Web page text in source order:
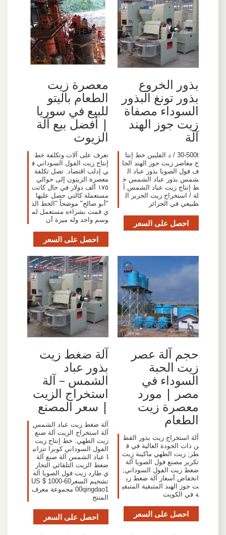
بذور الخروع
بذور تونغ البذور
السوداء مصفاة
زيت جوز الهند
آلة
30-500t / د الفلبين خط إنتا
ج معاصر زيت جوز الهند الجا
ف فول الصويا بذور عباد ال
شمس بذور عباد الشمس خ
ط إنتاج زيت عباد الشمس آ
لة / استخراج زيت الحرير ال
طبيعي في الجزائر
احصل على السعر
معصرة زيت
الطعام باليتو
للبيع في سوريا
| أفضل بيع آلة
الزيوت
تعرف على آلات وتكلفة خط
إنتاج زيت الفول السوداني ف
ي إدلب اقتصاد. تصل تكلفة
معصرة الزيتون إلى حوالي
١٧٥ ألف دولار في حال كانت
مستعملة كالتي حصل عليها
"أبو صالح" موضحاً "الخط الذ
ي قمت بشراءه مستعمل لم
وسم واحد وله ميزة أن
احصل على السعر
حجم آلة عصر
زيت الحبة
السوداء في
مصر | مورد
معصرة زيت
الطعام
آلة استخراج زيت بذور القط
ن ذات الجودة العالية في ق
طر; زيت الطهي ماكينة زيت
تكرير مصنع فول الصويا آلة
ضغط زيت الفول السوداني;
انخفاض أسعار آلة ضغط زي
ت جوز الهند المتبقية المتبقي
ة في الكويت
احصل على السعر
آلة ضغط زيت
بذور عباد
الشمس – آلة
استخراج الزيت
| سعر المصنع
آلة ضغط زيت عباد الشمس
آلة استخراج الزيت آلة صنع
زيت الطهي. خط إنتاج زيت
الفول السوداني كوبرا تنزاني
ا عباد الشمس آلة صنع آلة
ضغط الزيت التلقائي التجار
ي طارد زيت فول الصويا آلة
تشحيم السعرUS $ 1000-60
00qingdao1 مجموعة معرف
المنتج
احصل على السعر